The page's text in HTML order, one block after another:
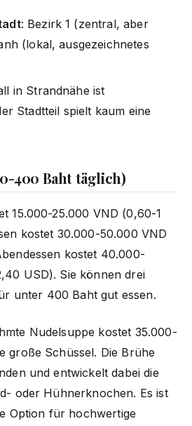
: Bezirk 1 (zentral, aber
(lokal, ausgezeichnetes
in Strandnähe ist
Stadtteil spielt kaum eine
400 Baht täglich)
15.000-25.000 VND (0,60-1
kostet 30.000-50.000 VND
kostet 40.000-
USD). Sie können drei
unter 400 Baht gut essen.
Nudelsuppe kostet 35.000-
große Schüssel. Die Brühe
und entwickelt dabei die
oder Hühnerknochen. Es ist
Option für hochwertige